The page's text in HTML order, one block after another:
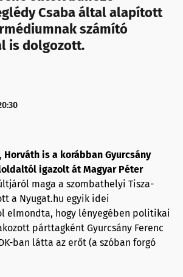
Csaba által alapított
számító
is dolgozott.
Horváth is a korábban Gyurcsány
igazolt át Magyar Péter
maga a szombathelyi Tisza-
a Nyugat.hu egyik idei
elmondta, hogy lényegében politikai
párttagként Gyurcsány Ferenc
ban látta az erőt (a szóban forgó